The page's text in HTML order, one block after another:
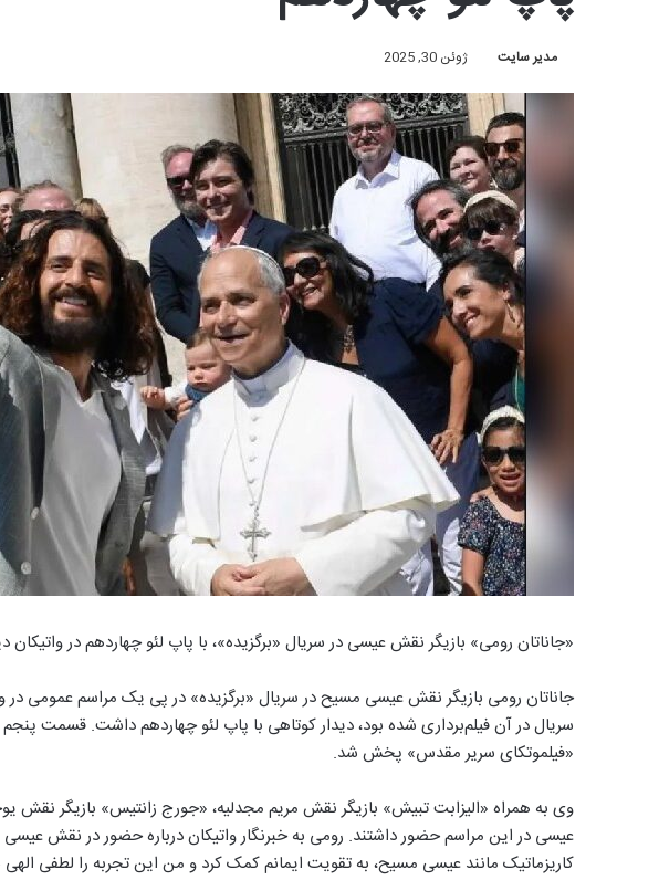
مدیر سایت ژوئن 30, 2025
«جاناتان رومی» بازیگر نقش عیسی در سریال «برگزیده»، با پاپ لئو چهاردهم در واتیکان
جاناتان رومی بازیگر نقش عیسی مسیح در سریال «برگزیده» در پی یک مراسم عمومی
سریال در آن فیلم‌برداری شده بود، دیدار کوتاهی با پاپ لئو چهاردهم داشت. قسمت
«فیلموتکای سریر مقدس» پخش شد.
وی به همراه «الیزابت تبیش» بازیگر نقش مریم مجدلیه، «جورج زانتیس» بازیگر نقش
عیسی در این مراسم حضور داشتند. رومی به خبرنگار واتیکان درباره حضور در نقش
کاریزماتیک مانند عیسی مسیح، به تقویت ایمانم کمک کرد و من این تجربه را لطفی